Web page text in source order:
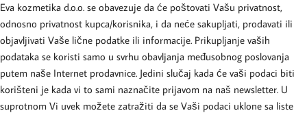
Eva kozmetika d.o.o. se obavezuje da će poštovati Vašu privatnost,
odnosno privatnost kupca/korisnika, i da neće sakupljati, prodavati ili
objavljivati Vaše lične podatke ili informacije. Prikupljanje vaših
podataka se koristi samo u svrhu obavljanja međusobnog poslovanja
putem naše Internet prodavnice. Jedini slučaj kada će vaši podaci biti
korišteni je kada vi to sami naznačite prijavom na naš newsletter. U
suprotnom Vi uvek možete zatražiti da se Vaši podaci uklone sa liste